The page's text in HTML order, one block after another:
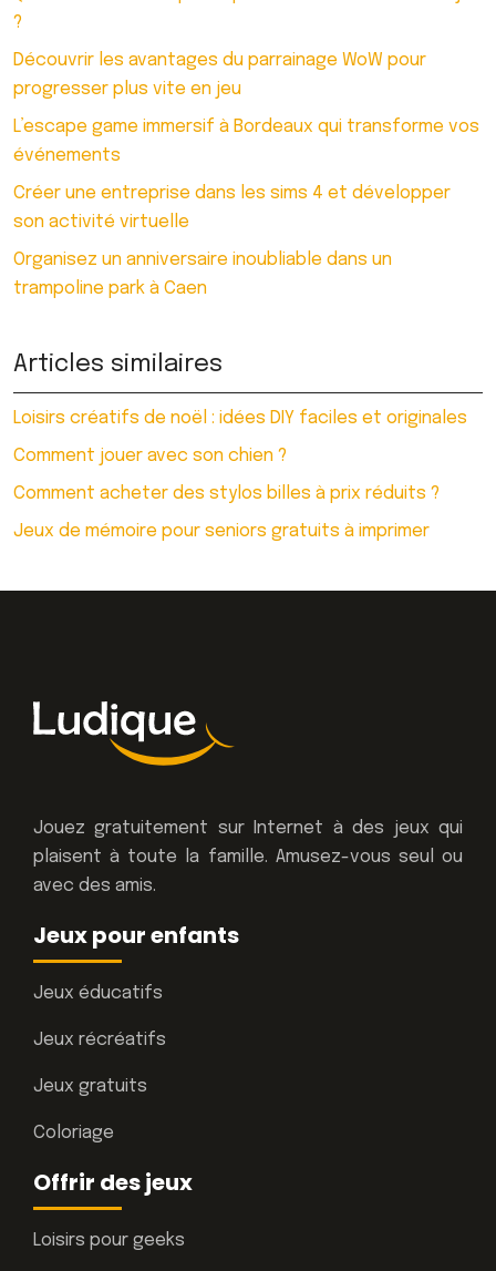
?
Découvrir les avantages du parrainage WoW pour
progresser plus vite en jeu
L’escape game immersif à Bordeaux qui transforme vos
événements
Créer une entreprise dans les sims 4 et développer
son activité virtuelle
Organisez un anniversaire inoubliable dans un
trampoline park à Caen
Articles similaires
Loisirs créatifs de noël : idées DIY faciles et originales
Comment jouer avec son chien ?
Comment acheter des stylos billes à prix réduits ?
Jeux de mémoire pour seniors gratuits à imprimer
Jouez gratuitement sur Internet à des jeux qui
plaisent à toute la famille. Amusez-vous seul ou
avec des amis.
Jeux pour enfants
Jeux éducatifs
Jeux récréatifs
Jeux gratuits
Coloriage
Offrir des jeux
Loisirs pour geeks